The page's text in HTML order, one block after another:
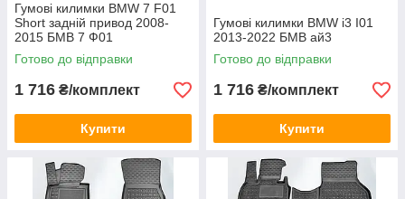
Гумові килимки BMW 7 F01
Short задній привод 2008-
2015 БМВ 7 Ф01
Готово до відправки
1 716 ₴/комплект
Купити
Гумові килимки BMW i3 I01
2013-2022 БМВ ай3
Готово до відправки
1 716 ₴/комплект
Купити